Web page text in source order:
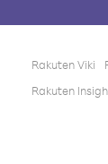
Rakuten Viki
Rakuten